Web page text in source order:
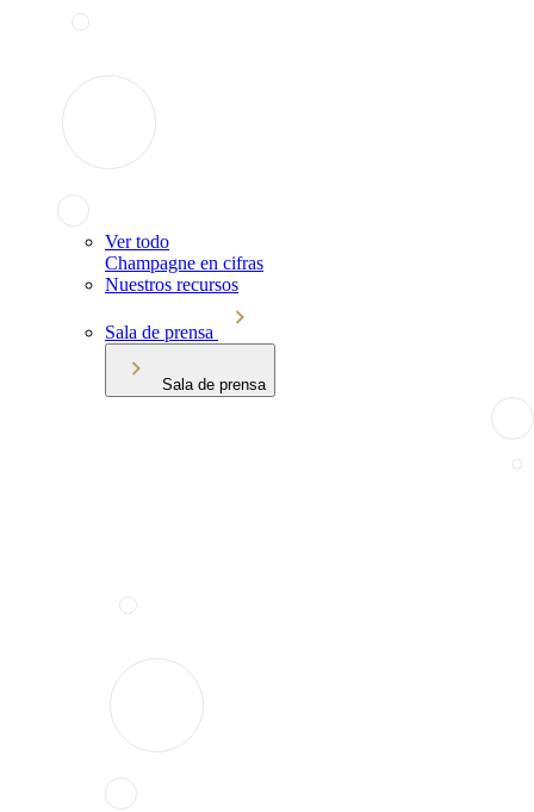
Ver todo
Champagne en cifras
Nuestros recursos
Sala de prensa
Sala de prensa